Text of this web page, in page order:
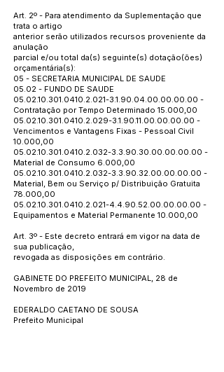
Art. 2º - Para atendimento da Suplementação que
trata o artigo
anterior serão utilizados recursos proveniente da
anulação
parcial e/ou total da(s) seguinte(s) dotação(ões)
orçamentária(s):
05 - SECRETARIA MUNICIPAL DE SAUDE
05.02 - FUNDO DE SAUDE
05.02.10.301.0410.2.021-3.1.90.04.00.00.00.00 -
Contratação por Tempo Determinado 15.000,00
05.02.10.301.0410.2.029-3.1.90.11.00.00.00.00 -
Vencimentos e Vantagens Fixas - Pessoal Civil
10.000,00
05.02.10.301.0410.2.032-3.3.90.30.00.00.00.00 -
Material de Consumo 6.000,00
05.02.10.301.0410.2.032-3.3.90.32.00.00.00.00 -
Material, Bem ou Serviço p/ Distribuição Gratuita
78.000,00
05.02.10.301.0410.2.021-4.4.90.52.00.00.00.00 -
Equipamentos e Material Permanente 10.000,00
Art. 3º - Este decreto entrará em vigor na data de
sua publicação,
revogada as disposições em contrário.
GABINETE DO PREFEITO MUNICIPAL, 28 de
Novembro de 2019
EDERALDO CAETANO DE SOUSA
Prefeito Municipal